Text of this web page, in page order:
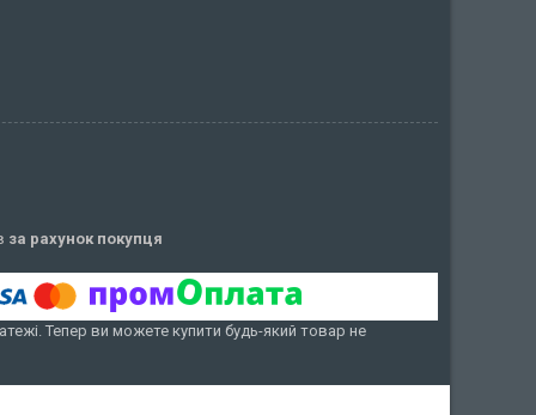
за рахунок покупця
Тепер ви можете купити будь-який товар не